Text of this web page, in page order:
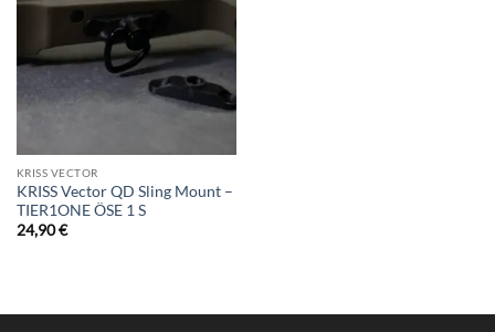
wishlist
KRISS VECTOR
KRISS Vector QD Sling Mount –
TIER1ONE ÖSE 1 S
24,90€